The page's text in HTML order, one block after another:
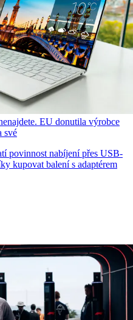
EU donutila výrobce
své
povinnost nabíjení přes USB-
kupovat balení s adaptérem